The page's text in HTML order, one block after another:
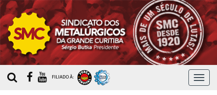
MENU
FILIADO À: